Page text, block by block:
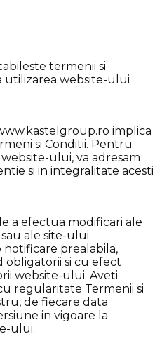
termenii si
utilizarea website-ului
implica
si Conditii. Pentru
ului, va adresam
si in integralitate acesti
a efectua modificari ale
ale site-ului
prealabila,
obligatorii si cu efect
website-ului. Aveti
regularitate Termenii si
de fiecare data
in vigoare la
ului.